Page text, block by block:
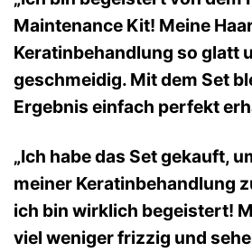
Maintenance Kit! Meine
Keratinbehandlung so glatt
geschmeidig. Mit dem Set
Ergebnis einfach perfekt
„Ich habe das Set gekauft,
meiner Keratinbehandlung
ich bin wirklich begeistert!
viel weniger frizzig und